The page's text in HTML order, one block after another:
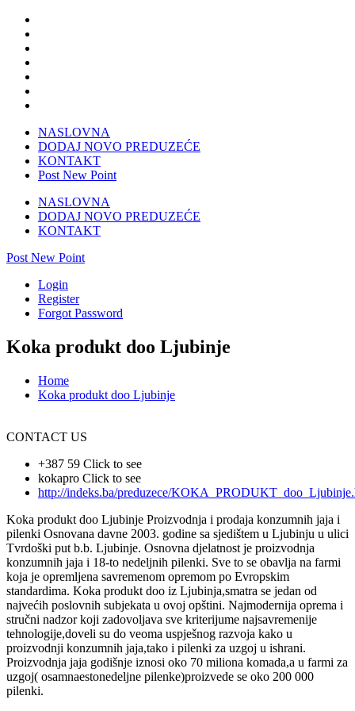
NASLOVNA
DODAJ NOVO PREDUZEĆE
KONTAKT
Post New Point
NASLOVNA
DODAJ NOVO PREDUZEĆE
KONTAKT
Post New Point
Login
Register
Forgot Password
Koka produkt doo Ljubinje
Home
Koka produkt doo Ljubinje
CONTACT US
+387 59 Click to see
kokapro Click to see
http://indeks.ba/preduzece/
Koka produkt doo Ljubinje Proizvodnja i prodaja konzumnih jaja i
pilenki Osnovana davne 2003. godine sa sjedištem u Ljubinju u ulici
Tvrdoški put b.b. Ljubinje. Osnovna djelatnost je proizvodnja
konzumnih jaja i 18-to nedeljnih pilenki. Sve to se obavlja na farmi
koja je opremljena savremenom opremom po Evropskim
standardima. Koka produkt doo iz Ljubinja,smatra se jedan od
najvećih poslovnih subjekata u ovoj opštini. Najmodernija oprema i
stručni nadzor koji zadovoljava sve kriterijume najsavremenije
tehnologije,doveli su do veoma uspješnog razvoja kako u
proizvodnji konzumnih jaja,tako i pilenki za uzgoj u ishrani.
Proizvodnja jaja godišnje iznosi oko 70 miliona komada,a u farmi za
uzgoj( osamnaestonedeljne pilenke)proizvede se oko 200 000
pilenki.